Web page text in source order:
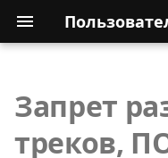
Запрет
треков,